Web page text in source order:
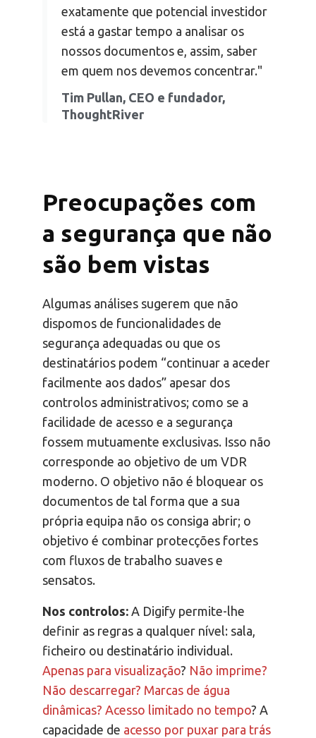
exatamente que potencial investidor
está a gastar tempo a analisar os
nossos documentos e, assim, saber
em quem nos devemos concentrar."
Tim Pullan, CEO e fundador,
ThoughtRiver
Preocupações com
a segurança que não
são bem vistas
Algumas análises sugerem que não
dispomos de funcionalidades de
segurança adequadas ou que os
destinatários podem “continuar a aceder
facilmente aos dados” apesar dos
controlos administrativos; como se a
facilidade de acesso e a segurança
fossem mutuamente exclusivas. Isso não
corresponde ao objetivo de um VDR
moderno. O objetivo não é bloquear os
documentos de tal forma que a sua
própria equipa não os consiga abrir; o
objetivo é combinar protecções fortes
com fluxos de trabalho suaves e
sensatos.
Nos controlos: A Digify permite-lhe
definir as regras a qualquer nível: sala,
ficheiro ou destinatário individual.
Apenas para visualização? Não imprime?
Não descarregar? Marcas de água
dinâmicas? Acesso limitado no tempo? A
capacidade de acesso por puxar para trás